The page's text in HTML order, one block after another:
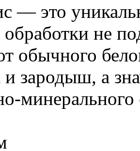
— это
обработки не
обычного
и зародыш, а